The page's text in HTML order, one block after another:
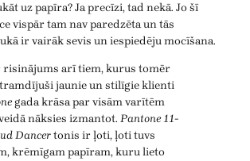
uz papīra? Ja precīzi, tad nekā. Jo šī
vispār tam nav paredzēta un tās
ir vairāk sevis un iespiedēju mocīšana.
risinājums arī tiem, kurus tomēr
jaunie un stilīgie klienti
gada krāsa par visām varītēm
nāksies izmantot. Pantone 11-
Dancertonis ir ļoti, ļoti tuvs
krēmīgam papīram, kuru lieto